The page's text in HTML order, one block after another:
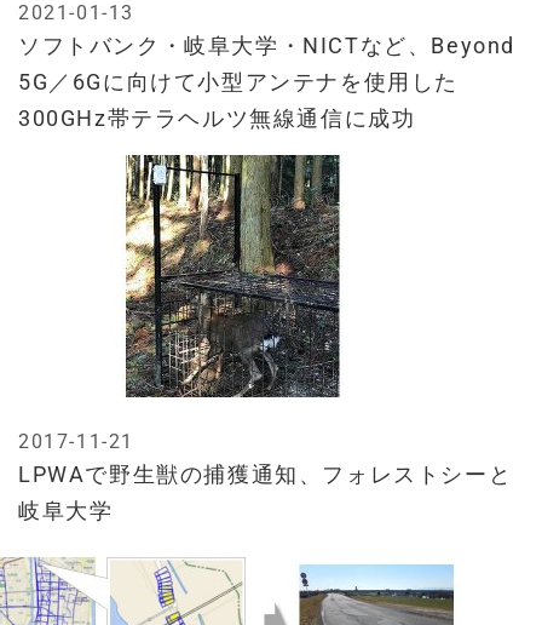
ソフトバンク・岐阜大学・NICTなど、Beyond
5G／6Gに向けて小型アンテナを使用した
300GHz帯テラヘルツ無線通信に成功
2021-01-13
LPWAで野生獣の捕獲通知、フォレストシーと
岐阜大学
2017-11-21